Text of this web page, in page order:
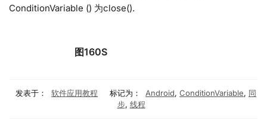
ConditionVariable () 为close().
图160S
发表于： 软件应用教程 标记为： Android, ConditionVariable, 同
步, 线程